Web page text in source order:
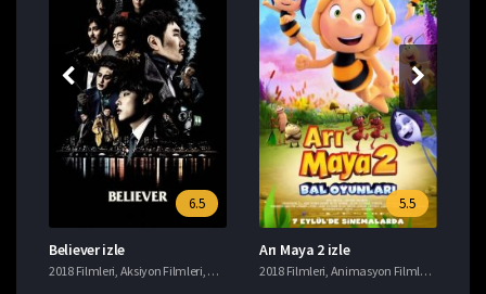
, Tavsiye Filmler
6.5
Believer izle
2018 Filmleri Aksiyon Filmleri Gerilim Filmleri,Suç Filmleri
5.5
Arı Maya 2 izle
2018 Filmleri Animasyon Filmleri